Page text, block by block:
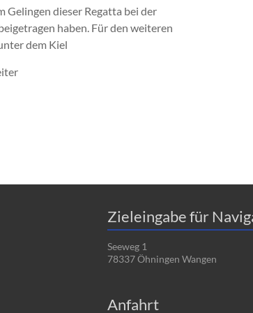
Gelingen dieser Regatta bei der
haben. Für den weiteren
dem Kiel
Zieleingabe für
Seeweg 1
78337 Öhningen Wangen
Anfahrt